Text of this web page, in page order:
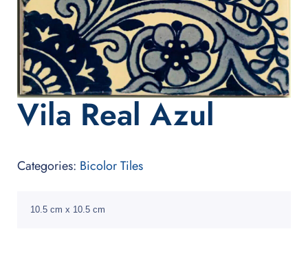
Vila Real Azul
Categories: Bicolor Tiles
10.5 cm x 10.5 cm